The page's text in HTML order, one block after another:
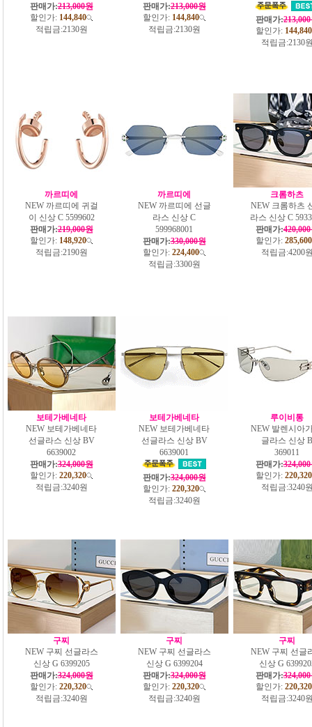
판매가:213,000원
할인가: 144,840
적립금:2130원
판매가:213,000원
할인가: 144,840
적립금:2130원
판매가:
할인가: 144,840
적립금:2130
까르띠에
NEW 까르띠에 귀걸
이 신상 C 5599602
판매가:219,000원
할인가: 148,920
적립금:2190원
까르띠에
NEW 까르띠에 선글
라스 신상 C
599968001
판매가:330,000원
할인가: 224,400
적립금:3300원
크롬하츠
NEW 크롬하츠
라스 신상 C
판매가:
할인가: 285,600
적립금:4200
보테가베네타
NEW 보테가베네타
선글라스 신상 BV
6639002
판매가:324,000원
할인가: 220,320
적립금:3240원
보테가베네타
NEW 보테가베네타
선글라스 신상 BV
6639001
판매가:324,000원
할인가: 220,320
적립금:3240원
루이비통
NEW 발렌시아
글라스 신상 B
369011
판매가:
할인가: 220,320
적립금:3240
구찌
NEW 구찌 선글라스
신상 G 6399205
판매가:324,000원
할인가: 220,320
적립금:3240원
구찌
NEW 구찌 선글라스
신상 G 6399204
판매가:324,000원
할인가: 220,320
적립금:3240원
구찌
NEW 구찌 선글
신상 G
판매가:
할인가: 220,320
적립금:3240